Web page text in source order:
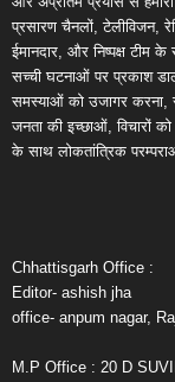
प्रसारण चैनलों, टेलीविजन,
ईमानदार, और निष्पक्ष टीम
सच्ची घटनाओं पर प्रकाश
समस्याओं को उजागर करना,
जनता की इच्छाओं, विचारों
के साथ लोकतांत्रिक
Chhattisgarh Office :
Editor- ashish jha
office- anpum nagar,
M.P Office : 20 D